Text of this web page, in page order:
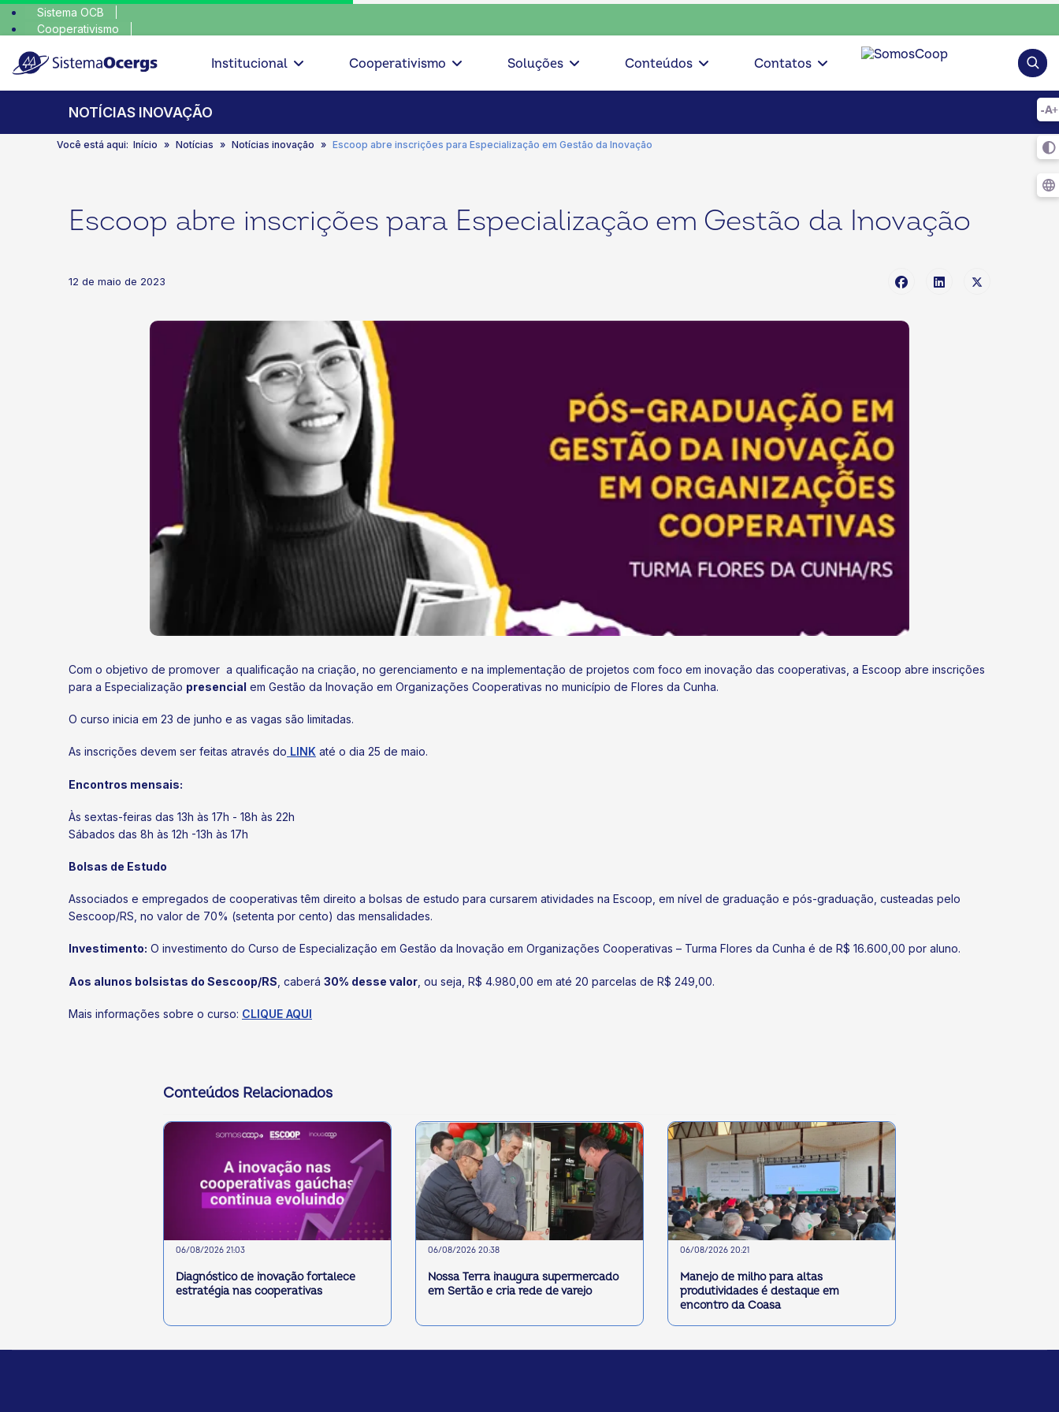
Sistema OCB
Cooperativismo
escolha consciente, escolha o coop • escolha consciente, escolha o coop • escolha consciente, escolha o coop • escolha
Institucional
Cooperativismo Soluções Conteúdos Contatos
NOTÍCIAS INOVAÇÃO
Você está aqui: Início Notícias Notícias inovação Escoop abre inscrições para Especialização em Gestão da Inovação
Escoop abre inscrições para Especialização em Gestão da Inovação
12 de maio de 2023
Com o objetivo de promover a qualificação na criação, no gerenciamento e na implementação de projetos com foco em inovação das cooperativas, a Escoop abre inscrições
para a Especialização presencial em Gestão da Inovação em Organizações Cooperativas no município de Flores da Cunha.
O curso inicia em 23 de junho e as vagas são limitadas.
As inscrições devem ser feitas através do LINK até o dia 25 de maio.
Encontros mensais:
Às sextas-feiras das 13h às 17h - 18h às 22h
Sábados das 8h às 12h -13h às 17h
Bolsas de Estudo
Associados e empregados de cooperativas têm direito a bolsas de estudo para cursarem atividades na Escoop, em nível de graduação e pós-graduação, custeadas pelo
Sescoop/RS, no valor de 70% (setenta por cento) das mensalidades.
Investimento: O investimento do Curso de Especialização em Gestão da Inovação em Organizações Cooperativas – Turma Flores da Cunha é de R$ 16.600,00 por aluno.
Aos alunos bolsistas do Sescoop/RS , caberá 30% desse valor , ou seja, R$ 4.980,00 em até 20 parcelas de R$ 249,00.
Mais informações sobre o curso: CLIQUE AQUI
Conteúdos Relacionados
06/08/2026 21:03
Diagnóstico de inovação fortalece
estratégia nas cooperativas
06/08/2026 20:38
Nossa Terra inaugura supermercado
em Sertão e cria rede de varejo
06/08/2026 20:21
Manejo de milho para altas
produtividades é destaque em
encontro da Coasa